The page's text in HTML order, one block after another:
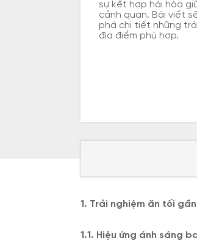
sự kết hợp hài hòa
cảnh quan. Bài viết
phá chi tiết những
địa điểm phù hợp.
1. Trải nghiệm ăn tối
1.1. Hiệu ứng ánh sáng